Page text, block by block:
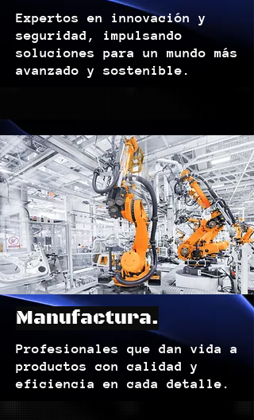
Expertos en innovación y
seguridad, impulsando
soluciones para un mundo más
avanzado y sostenible.
Manufactura.
Profesionales que dan vida a
productos con calidad y
eficiencia en cada detalle.